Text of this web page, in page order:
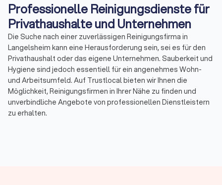
Professionelle Reinigungsdienste für
Privathaushalte und Unternehmen
Die Suche nach einer zuverlässigen Reinigungsfirma in
Langelsheim kann eine Herausforderung sein, sei es für den
Privathaushalt oder das eigene Unternehmen. Sauberkeit und
Hygiene sind jedoch essentiell für ein angenehmes Wohn-
und Arbeitsumfeld. Auf Trustlocal bieten wir Ihnen die
Möglichkeit, Reinigungsfirmen in Ihrer Nähe zu finden und
unverbindliche Angebote von professionellen Dienstleistern
zu erhalten.